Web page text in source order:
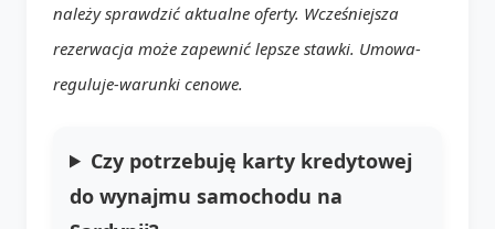
należy sprawdzić aktualne oferty. Wcześniejsza
rezerwacja może zapewnić lepsze stawki. Umowa-
reguluje-warunki cenowe.
Czy potrzebuję karty kredytowej
do wynajmu samochodu na